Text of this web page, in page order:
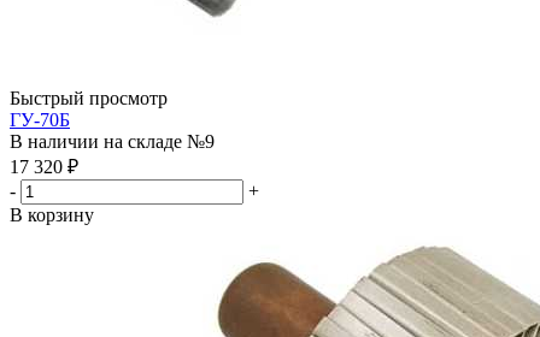
Быстрый просмотр
ГУ-70Б
В наличии на складе №9
17 320 ₽
-
+
В корзину